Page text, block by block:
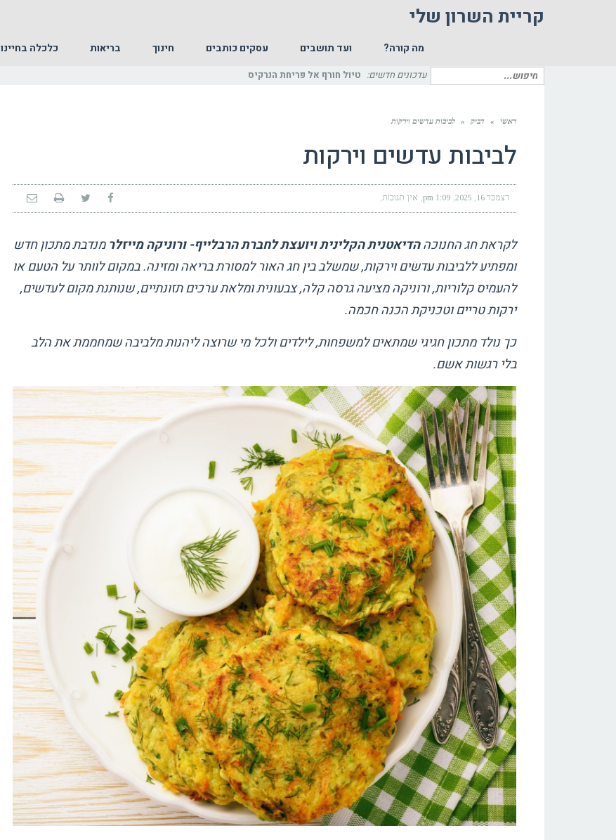
קריית השרון שלי
מה קורה? ועד תושבים עסקים כותבים חינוך בריאות כלכלה בחיינו
חיפוש
עדכונים חדשים: טיול חורף אל פריחת הנרקיס
ראשי » דביק » לביבות עדשים וירקות
לביבות עדשים וירקות
דצמבר 16, 2025 1:09 pm אין תגובות
לקראת חג החנוכההדיאטנית הקלינית ויועצת לחברת הרבלייף- ורוניקה מייזלרמנדבת מתכון חדש
ומפתיע ללביבות עדשים וירקות, שמשלב בין חג האור למסורת בריאה ומזינה. במקום לוותר על הטעם או
להעמיס קלוריות, ורוניקה מציעה גרסה קלה, צבעונית ומלאת ערכים תזונתיים, שנותנת מקום לעדשים,
ירקות טריים וטכניקת הכנה חכמה.
כך נולד מתכון חגיגי שמתאים למשפחות, לילדים ולכל מי שרוצה ליהנות מלביבה שמחממת את הלב
בלי רגשות אשם.